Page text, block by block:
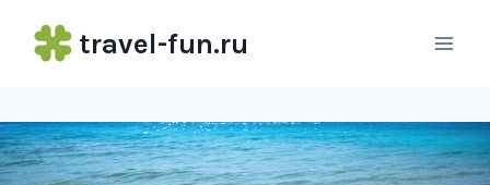
travel-fun.ru